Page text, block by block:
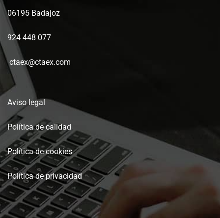
06195 Badajoz
924 448 077
ctaex@ctaex.com
Aviso legal
Política de calidad
Política de cookies
Política de privacidad